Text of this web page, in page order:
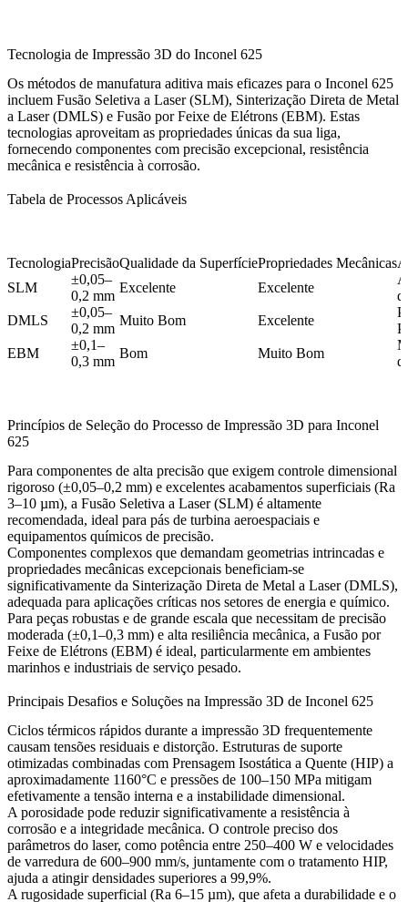
Tecnologia de Impressão 3D do Inconel 625
Os métodos de manufatura aditiva mais eficazes para o Inconel 625
incluem Fusão Seletiva a Laser (SLM), Sinterização Direta de Metal
a Laser (DMLS) e Fusão por Feixe de Elétrons (EBM). Estas
tecnologias aproveitam as propriedades únicas da sua liga,
fornecendo componentes com precisão excepcional, resistência
mecânica e resistência à corrosão.
Tabela de Processos Aplicáveis
TecnologiaPrecisãoQualidade da SuperfíciePropriedades Mecânicas
SLM
±0,05–
0,2 mm
Excelente Excelente
DMLS
±0,05–
0,2 mm
Muito Bom Excelente
EBM
±0,1–
0,3 mm
Bom Muito Bom
Princípios de Seleção do Processo de Impressão 3D para Inconel
625
Para componentes de alta precisão que exigem controle dimensional
rigoroso (±0,05–0,2 mm) e excelentes acabamentos superficiais (Ra
3–10 µm), a Fusão Seletiva a Laser (SLM) é altamente
recomendada, ideal para pás de turbina aeroespaciais e
equipamentos químicos de precisão.
Componentes complexos que demandam geometrias intrincadas e
propriedades mecânicas excepcionais beneficiam-se
significativamente da Sinterização Direta de Metal a Laser (DMLS),
adequada para aplicações críticas nos setores de energia e químico.
Para peças robustas e de grande escala que necessitam de precisão
moderada (±0,1–0,3 mm) e alta resiliência mecânica, a Fusão por
Feixe de Elétrons (EBM) é ideal, particularmente em ambientes
marinhos e industriais de serviço pesado.
Principais Desafios e Soluções na Impressão 3D de Inconel 625
Ciclos térmicos rápidos durante a impressão 3D frequentemente
causam tensões residuais e distorção. Estruturas de suporte
otimizadas combinadas com Prensagem Isostática a Quente (HIP) a
aproximadamente 1160°C e pressões de 100–150 MPa mitigam
efetivamente a tensão interna e a instabilidade dimensional.
A porosidade pode reduzir significativamente a resistência à
corrosão e a integridade mecânica. O controle preciso dos
parâmetros do laser, como potência entre 250–400 W e velocidades
de varredura de 600–900 mm/s, juntamente com o tratamento HIP,
ajuda a atingir densidades superiores a 99,9%.
A rugosidade superficial (Ra 6–15 µm), que afeta a durabilidade e o